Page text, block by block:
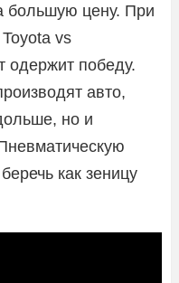
большую цену. При
vs
одержит победу.
авто,
но и
как зеницу